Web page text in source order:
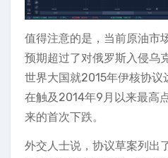
值得注意的是，当前原油市
预期超过了对俄罗斯入侵乌
世界大国就2015年伊核协议
在触及2014年9月以来最高
来的首次下跌。
外交人士说，协议草案列出